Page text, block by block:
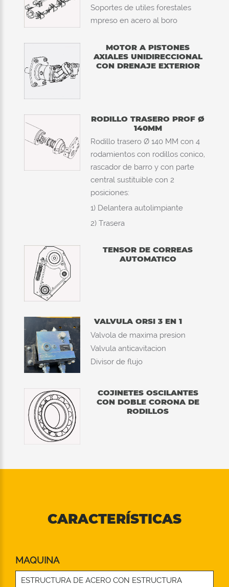
Soportes de utiles forestales
mpreso en acero al boro
MOTOR A PISTONES
AXIALES UNIDIRECCIONAL
CON DRENAJE EXTERIOR
RODILLO TRASERO PROF Ø
140MM
Rodillo trasero Ø 140 MM con 4
rodamientos con rodillos conico,
rascador de barro y con parte
central sustituible con 2
posiciones:
1) Delantera autolimpiante
2) Trasera
TENSOR DE CORREAS
AUTOMATICO
VALVULA ORSI 3 EN 1
Valvola de maxima presion
Valvula anticavitacion
Divisor de flujo
COJINETES OSCILANTES
CON DOBLE CORONA DE
RODILLOS
CARACTERÍSTICAS
MAQUINA
ESTRUCTURA DE ACERO CON ESTRUCTURA